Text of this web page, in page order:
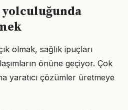
yolculuğunda
olmak, sağlık ipuçları
önüne geçiyor. Çok
yaratıcı çözümler üretmeye